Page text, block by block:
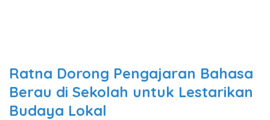
Ratna Dorong Pengajaran Bahasa
Berau di Sekolah untuk Lestarikan
Budaya Lokal